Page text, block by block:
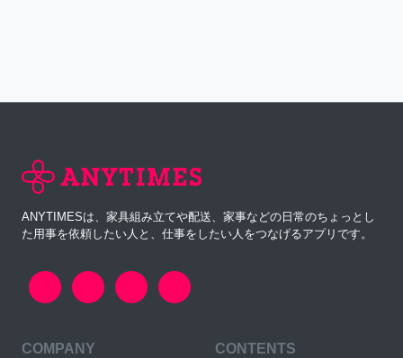
ANYTIMESは、家具組み立てや配送、家事などの日常のちょっとし
た用事を依頼したい人と、仕事をしたい人をつなげるアプリです。
COMPANY CONTENTS